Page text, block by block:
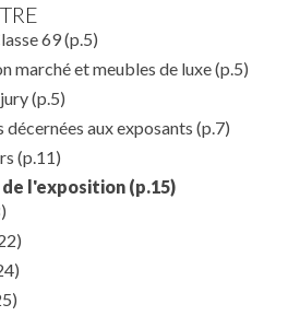
69(p.5)
marché et meubles de luxe(p.5)
(p.5)
décernées aux exposants (p.7)
(p.11)
l'exposition (p.15)